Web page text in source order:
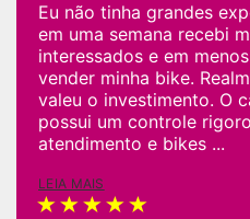
Eu não tinha grandes
em uma semana recebi
interessados e em
vender minha bike.
valeu o investimento. O
possui um controle
atendimento e bikes ...
LEIA MAIS